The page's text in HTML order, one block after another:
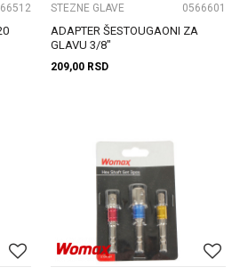
STEZNE GLAVE 0566601
ADAPTER ŠESTOUGAONI ZA
GLAVU 3/8"
209,00 RSD